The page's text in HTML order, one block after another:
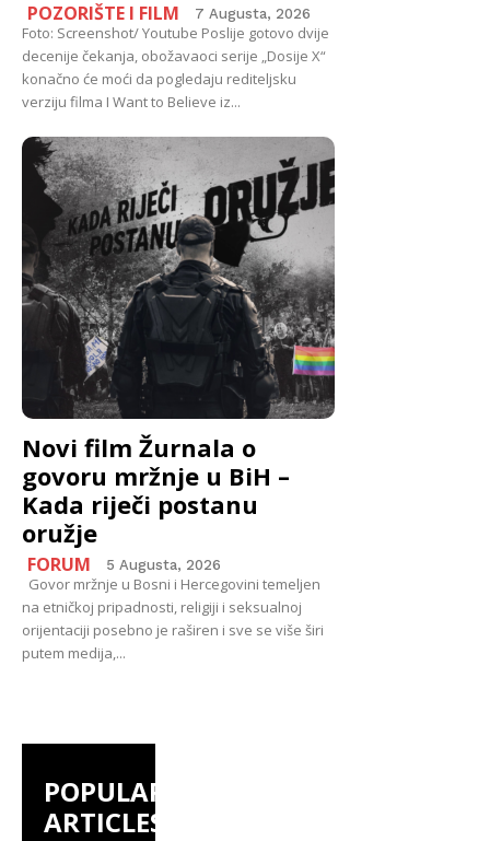
POZORIŠTE I FILM 7 Augusta, 2026
Foto: Screenshot/ Youtube Poslije gotovo dvije
decenije čekanja, obožavaoci serije „Dosije X“
konačno će moći da pogledaju rediteljsku
verziju filma I Want to Believe iz...
Novi film Žurnala o
govoru mržnje u BiH –
Kada riječi postanu
oružje
FORUM 5 Augusta, 2026
Govor mržnje u Bosni i Hercegovini temeljen
na etničkoj pripadnosti, religiji i seksualnoj
orijentaciji posebno je raširen i sve se više širi
putem medija,...
POPULAR
ARTICLES